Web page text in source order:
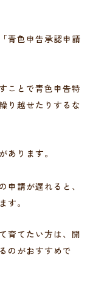
青色申告承認申請
ことで青色申告特
り越せたりするな
あります。
申請が遅れると、
す。
育てたい方は、開
のがおすすめで